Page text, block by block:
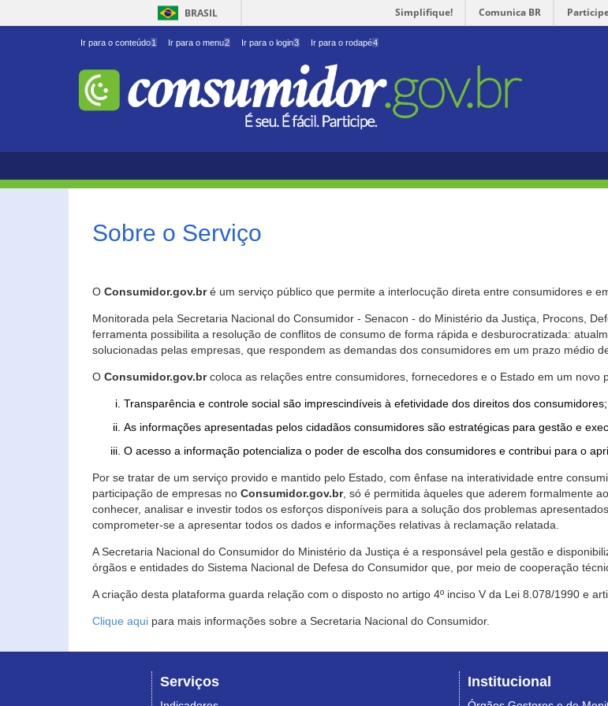
BRASIL Simplifique! Comunica BR
Ir para o conteúdo1 Ir para o menu2 Ir para o login3 Ir para o rodapé4
Sobre o Serviço
O Consumidor.gov.bré um serviço público que permite a interlocução direta entre consumidores e
Monitorada pela Secretaria Nacional do Consumidor - Senacon - do Ministério da Justiça, Procons,
ferramenta possibilita a resolução de conflitos de consumo de forma rápida e desburocratizada:
solucionadas pelas empresas, que respondem as demandas dos consumidores em um prazo médio
O Consumidor.gov.brcoloca as relações entre consumidores, fornecedores e o Estado em um novo
Transparência e controle social são imprescindíveis à efetividade dos direitos dos consumidores;
As informações apresentadas pelos cidadãos consumidores são estratégicas para gestão e
O acesso a informação potencializa o poder de escolha dos consumidores e contribui para o
Por se tratar de um serviço provido e mantido pelo Estado, com ênfase na interatividade entre
participação de empresas no Consumidor.gov.br, só é permitida àqueles que aderem formalmente
conhecer, analisar e investir todos os esforços disponíveis para a solução dos problemas
comprometer-se a apresentar todos os dados e informações relativas à reclamação relatada.
A Secretaria Nacional do Consumidor do Ministério da Justiça é a responsável pela gestão e
órgãos e entidades do Sistema Nacional de Defesa do Consumidor que, por meio de cooperação
A criação desta plataforma guarda relação com o disposto no artigo 4º inciso V da Lei 8.078/1990 e
Clique aqui para mais informações sobre a Secretaria Nacional do Consumidor.
Serviços Institucional